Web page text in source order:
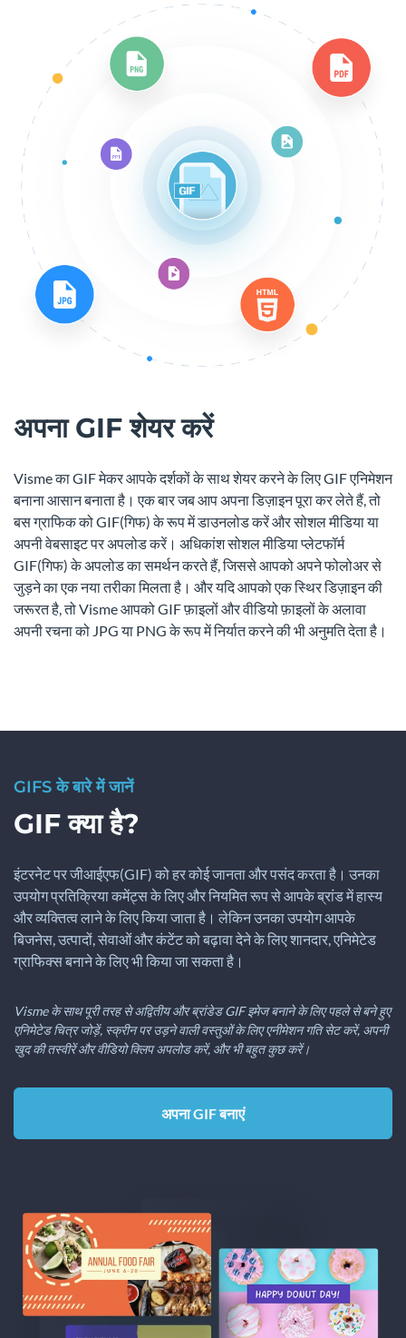
अपना GIF शेयर करें
Visme का GIF मेकर आपके दर्शकों के साथ शेयर करने के लिए GIF एनिमेशन
बनाना आसान बनाता है। एक बार जब आप अपना डिज़ाइन पूरा कर लेते हैं, तो
बस ग्राफिक को GIF(गिफ) के रूप में डाउनलोड करें और सोशल मीडिया या
अपनी वेबसाइट पर अपलोड करें। अधिकांश सोशल मीडिया प्लेटफॉर्म
GIF(गिफ) के अपलोड का समर्थन करते हैं, जिससे आपको अपने फोलोअर से
जुड़ने का एक नया तरीका मिलता है। और यदि आपको एक स्थिर डिज़ाइन की
जरूरत है, तो Visme आपको GIF फ़ाइलों और वीडियो फ़ाइलों के अलावा
अपनी रचना को JPG या PNG के रूप में निर्यात करने की भी अनुमति देता है।
GIFS के बारे में जानें
GIF क्या है?
इंटरनेट पर जीआईएफ(GIF) को हर कोई जानता और पसंद करता है। उनका
उपयोग प्रतिक्रिया कमेंट्स के लिए और नियमित रूप से आपके ब्रांड में हास्य
और व्यक्तित्व लाने के लिए किया जाता है। लेकिन उनका उपयोग आपके
बिजनेस, उत्पादों, सेवाओं और कंटेंट को बढ़ावा देने के लिए शानदार, एनिमेटेड
ग्राफिक्स बनाने के लिए भी किया जा सकता है।
Visme के साथ पूरी तरह से अद्वितीय और ब्रांडेड GIF इमेज बनाने के लिए पहले से बने हुए
एनिमेटेड चित्र जोड़ें, स्क्रीन पर उड़ने वाली वस्तुओं के लिए एनीमेशन गति सेट करें, अपनी
खुद की तस्वीरें और वीडियो क्लिप अपलोड करें, और भी बहुत कुछ करें।
अपना GIF बनाएं